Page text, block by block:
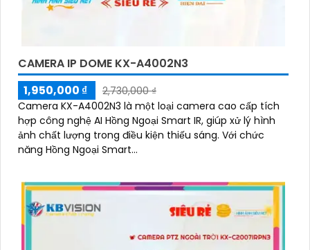
CAMERA IP DOME KX-A4002N3
1,950,000 ₫
2,730,000 ₫
Camera KX-A4002N3 là một loại camera cao cấp tích
hợp công nghệ AI Hồng Ngoại Smart IR, giúp xử lý hình
ảnh chất lượng trong điều kiện thiếu sáng. Với chức
năng Hồng Ngoại Smart...